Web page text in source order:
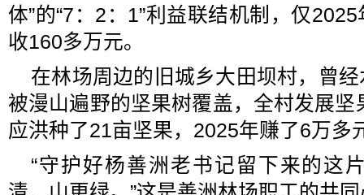
体”的“7：2：1”利益联结机制，仅
收160多万元。
在林场周边的旧城乡大田坝村，曾
被漫山遍野的坚果树覆盖，全村发展
应洪种了21亩坚果，2025年赚了6万多
“守护好杨善洲老书记留下来的这